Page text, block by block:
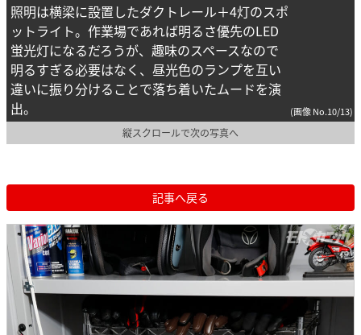
照明は横梁に設置したダクトレール＋4灯のスポ
ットライト。作業場であれば明るさ優先のLED
蛍光灯になるだろうが、趣味のスペースなので
明るすぎる必要はなく、昼光色のランプを互い
違いに振り分けることで落ち着いたムードを演
出。
(画像 No.10/13)
縦スクロールで次の写真へ
記事へ戻る